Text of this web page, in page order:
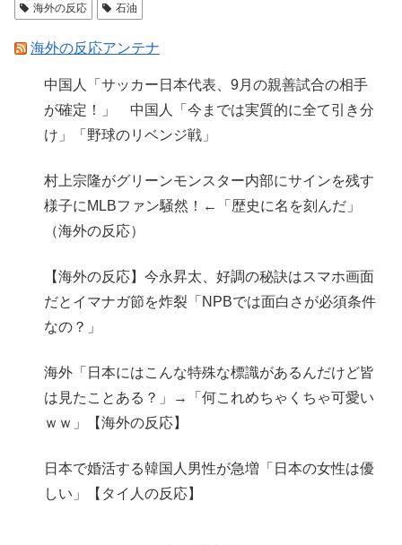
海外の反応
石油
海外の反応アンテナ
中国人「サッカー日本代表、9月の親善試合の相手
が確定！」 中国人「今までは実質的に全て引き分
け」「野球のリベンジ戦」
村上宗隆がグリーンモンスター内部にサインを残す
様子にMLBファン騒然！←「歴史に名を刻んだ」
（海外の反応）
【海外の反応】今永昇太、好調の秘訣はスマホ画面
だとイマナガ節を炸裂「NPBでは面白さが必須条件
なの？」
海外「日本にはこんな特殊な標識があるんだけど皆
は見たことある？」→「何これめちゃくちゃ可愛い
ｗｗ」【海外の反応】
日本で婚活する韓国人男性が急増「日本の女性は優
しい」【タイ人の反応】